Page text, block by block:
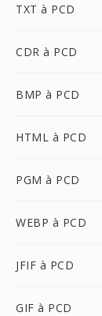
TXT à PCD
CDR à PCD
BMP à PCD
HTML à PCD
PGM à PCD
WEBP à PCD
JFIF à PCD
GIF à PCD